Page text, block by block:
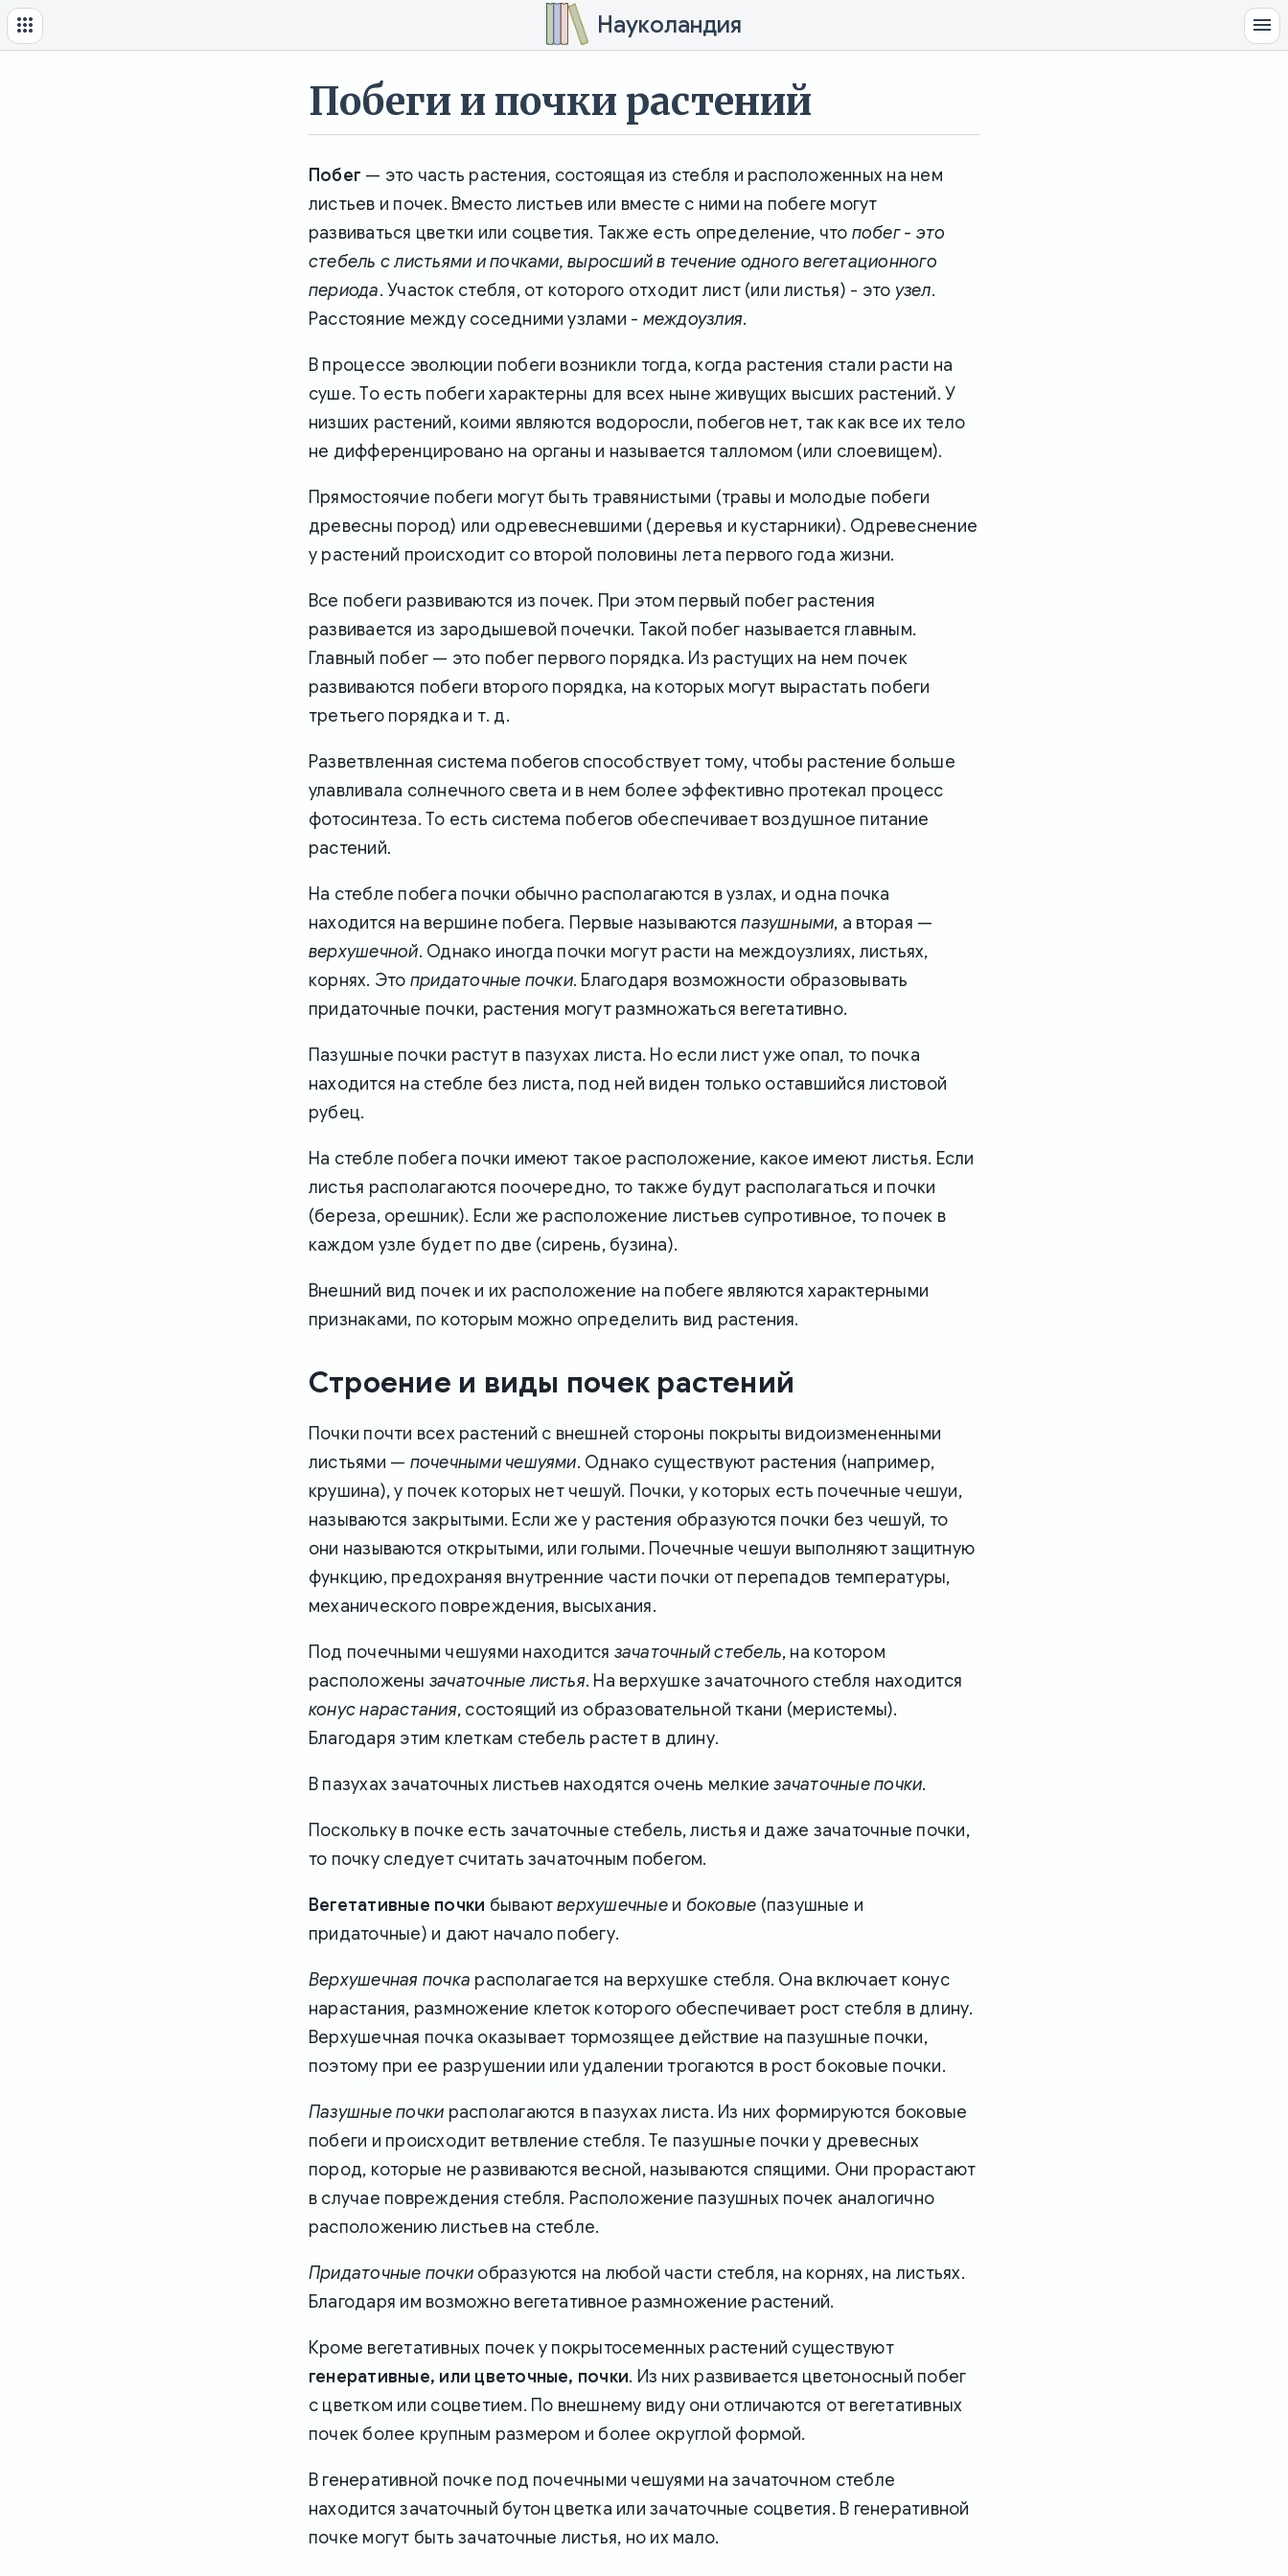
Науколандия
Побеги и почки растений
Побег — это часть растения, состоящая из стебля и расположенных на нем
листьев и почек. Вместо листьев или вместе с ними на побеге могут
развиваться цветки или соцветия. Также есть определение, что побег - это
стебель с листьями и почками, выросший в течение одного вегетационного
периода. Участок стебля, от которого отходит лист (или листья) - это узел.
Расстояние между соседними узлами - междоузлия.
В процессе эволюции побеги возникли тогда, когда растения стали расти на
суше. То есть побеги характерны для всех ныне живущих высших растений. У
низших растений, коими являются водоросли, побегов нет, так как все их тело
не дифференцировано на органы и называется талломом (или слоевищем).
Прямостоячие побеги могут быть травянистыми (травы и молодые побеги
древесны пород) или одревесневшими (деревья и кустарники). Одревеснение
у растений происходит со второй половины лета первого года жизни.
Все побеги развиваются из почек. При этом первый побег растения
развивается из зародышевой почечки. Такой побег называется главным.
Главный побег — это побег первого порядка. Из растущих на нем почек
развиваются побеги второго порядка, на которых могут вырастать побеги
третьего порядка и т. д.
Разветвленная система побегов способствует тому, чтобы растение больше
улавливала солнечного света и в нем более эффективно протекал процесс
фотосинтеза. То есть система побегов обеспечивает воздушное питание
растений.
На стебле побега почки обычно располагаются в узлах, и одна почка
находится на вершине побега. Первые называютсяпазушными, а вторая —
верхушечной. Однако иногда почки могут расти на междоузлиях, листьях,
корнях. Это придаточные почки. Благодаря возможности образовывать
придаточные почки, растения могут размножаться вегетативно.
Пазушные почки растут в пазухах листа. Но если лист уже опал, то почка
находится на стебле без листа, под ней виден только оставшийся листовой
рубец.
На стебле побега почки имеют такое расположение, какое имеют листья. Если
листья располагаются поочередно, то также будут располагаться и почки
(береза, орешник). Если же расположение листьев супротивное, то почек в
каждом узле будет по две (сирень, бузина).
Внешний вид почек и их расположение на побеге являются характерными
признаками, по которым можно определить вид растения.
Строение и виды почек растений
Почки почти всех растений с внешней стороны покрыты видоизмененными
листьями — почечными чешуями. Однако существуют растения (например,
крушина), у почек которых нет чешуй. Почки, у которых есть почечные чешуи,
называются закрытыми. Если же у растения образуются почки без чешуй, то
они называются открытыми, или голыми. Почечные чешуи выполняют защитную
функцию, предохраняя внутренние части почки от перепадов температуры,
механического повреждения, высыхания.
Под почечными чешуями находится зачаточный стебель, на котором
расположены зачаточные листья. На верхушке зачаточного стебля находится
конус нарастания, состоящий из образовательной ткани (меристемы).
Благодаря этим клеткам стебель растет в длину.
В пазухах зачаточных листьев находятся очень мелкиезачаточные почки.
Поскольку в почке есть зачаточные стебель, листья и даже зачаточные почки,
то почку следует считать зачаточным побегом.
Вегетативные почки бываютверхушечныеи боковые (пазушные и
придаточные) и дают начало побегу.
Верхушечная почка располагается на верхушке стебля. Она включает конус
нарастания, размножение клеток которого обеспечивает рост стебля в длину.
Верхушечная почка оказывает тормозящее действие на пазушные почки,
поэтому при ее разрушении или удалении трогаются в рост боковые почки.
Пазушные почки располагаются в пазухах листа. Из них формируются боковые
побеги и происходит ветвление стебля. Те пазушные почки у древесных
пород, которые не развиваются весной, называются спящими. Они прорастают
в случае повреждения стебля. Расположение пазушных почек аналогично
расположению листьев на стебле.
Придаточные почки образуются на любой части стебля, на корнях, на листьях.
Благодаря им возможно вегетативное размножение растений.
Кроме вегетативных почек у покрытосеменных растений существуют
генеративные, или цветочные, почки. Из них развивается цветоносный побег
с цветком или соцветием. По внешнему виду они отличаются от вегетативных
почек более крупным размером и более округлой формой.
В генеративной почке под почечными чешуями на зачаточном стебле
находится зачаточный бутон цветка или зачаточные соцветия. В генеративной
почке могут быть зачаточные листья, но их мало.